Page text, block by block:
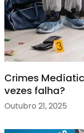
Crimes
vezes falha?
Outubro 21, 2025